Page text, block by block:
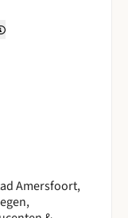
Amersfoort,